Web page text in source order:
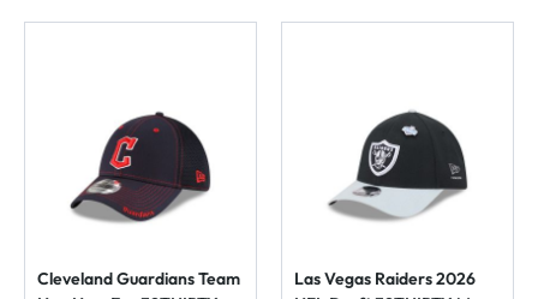
Cleveland Guardians Team
Las Vegas Raiders 2026